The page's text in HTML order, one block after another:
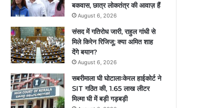
बकवास, छात्र लोकतंत्र की आवाज़ हैं
August 6, 2026
संसद में गतिरोध जारी, राहुल गांधी से
मिले किरेन रिजिजू; क्या अमित शाह
देंगे बयान?
August 6, 2026
सबरीमाला घी घोटालाःकेरल हाईकोर्ट ने
SIT गठित की, 1.65 लाख लीटर
मिल्मा घी में बड़ी गड़बड़ी